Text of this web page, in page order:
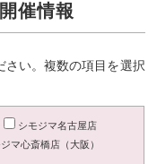
催情報
さい。複数の項目を選択
シモジマ名古屋店
マ心斎橋店（大阪）